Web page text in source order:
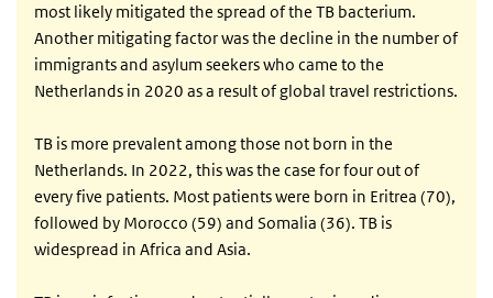
most likely mitigated the spread of the TB bacterium.
Another mitigating factor was the decline in the number of
immigrants and asylum seekers who came to the
Netherlands in 2020 as a result of global travel restrictions.
TB is more prevalent among those not born in the
Netherlands. In 2022, this was the case for four out of
every five patients. Most patients were born in Eritrea (70),
followed by Morocco (59) and Somalia (36). TB is
widespread in Africa and Asia.